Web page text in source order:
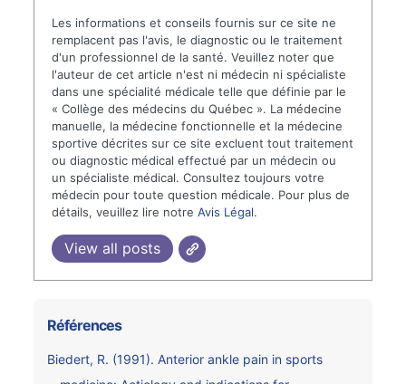
Les informations et conseils fournis sur ce site ne
remplacent pas l'avis, le diagnostic ou le traitement
d'un professionnel de la santé. Veuillez noter que
l'auteur de cet article n'est ni médecin ni spécialiste
dans une spécialité médicale telle que définie par le
« Collège des médecins du Québec ». La médecine
manuelle, la médecine fonctionnelle et la médecine
sportive décrites sur ce site excluent tout traitement
ou diagnostic médical effectué par un médecin ou
un spécialiste médical. Consultez toujours votre
médecin pour toute question médicale. Pour plus de
détails, veuillez lire notreAvis Légal.
View all posts
Références
Biedert, R. (1991). Anterior ankle pain in sports